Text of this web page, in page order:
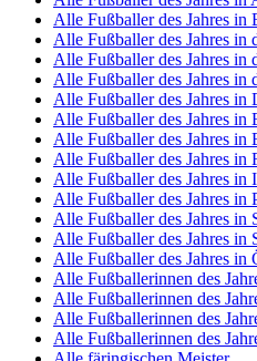
Alle Fußballer des Jahres in
Alle Fußballer des Jahres in
Alle Fußballer des Jahres in
Alle Fußballer des Jahres in
Alle Fußballer des Jahres in
Alle Fußballer des Jahres in
Alle Fußballer des Jahres in
Alle Fußballer des Jahres in
Alle Fußballer des Jahres in
Alle Fußballer des Jahres in
Alle Fußballer des Jahres in
Alle Fußballer des Jahres in
Alle Fußballer des Jahres in
Alle Fußballerinnen des
Alle Fußballerinnen des
Alle Fußballerinnen des
Alle Fußballerinnen des